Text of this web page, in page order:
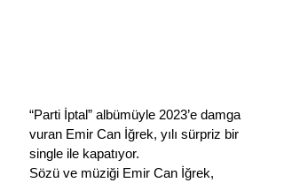
“Parti İptal” albümüyle 2023’e damga
vuran Emir Can İğrek, yılı sürpriz bir
single ile kapatıyor.
Sözü ve müziği Emir Can İğrek,